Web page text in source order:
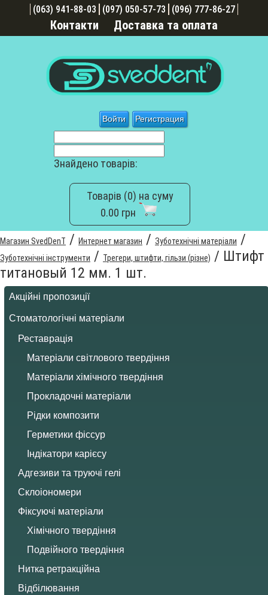
Войти Регистрация
(063) 941-88-03 (097) 050-57-73 (096) 777-86-27
Контакти Доставка та оплата
Знайдено товарів:
Товарів (0) на суму
0.00 грн
Магазин SvedDenT / Интернет магазин / Зуботехнічні матеріали /
Зуботехнічні інструменти / Трегери, штифти, гільзи (різне) / Штифт
титановый 12 мм. 1 шт.
Акційні пропозиції
Стоматологічні матеріали
Реставрація
Матеріали світлового твердіння
Матеріали хімічного твердіння
Прокладочні матеріали
Рідки композити
Герметики фіссур
Індікатори карієсу
Адгезиви та труючі гелі
Склоіономери
Фіксуючі матеріали
Хімічного твердіння
Подвійного твердіння
Нитка ретракційна
Відбілювання